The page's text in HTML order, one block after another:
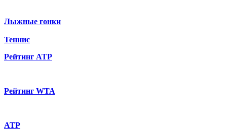
Лыжные гонки
Теннис
Рейтинг ATP
Рейтинг WTA
ATP